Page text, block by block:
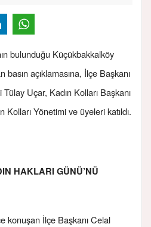
bulunduğu Küçükbakkalköy
basın açıklamasına, İlçe Başkanı
Uçar, Kadın Kolları Başkanı
Yönetimi ve üyeleri katıldı.
HAKLARI GÜNÜ’NÜ
konuşan İlçe Başkanı Celal